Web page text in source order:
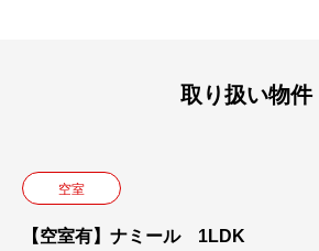
取り扱い物件
空室
【空室有】ナミール 1LDK